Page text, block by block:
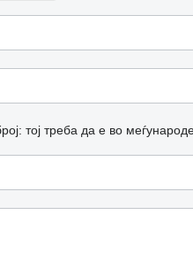
тој треба да е во